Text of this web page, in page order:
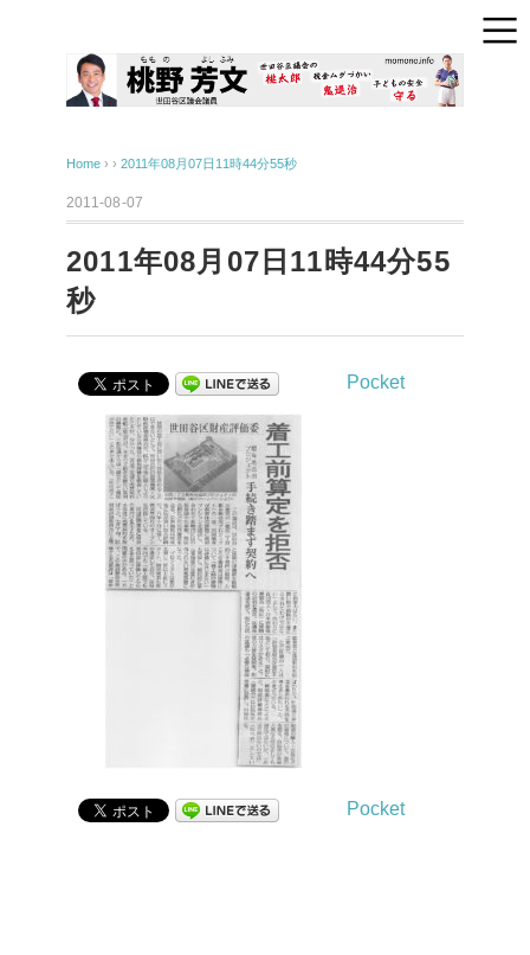
Home › › 2011年08月07日11時44分55秒
2011-08-07
2011年08月07日11時44分55
秒
Pocket
Pocket